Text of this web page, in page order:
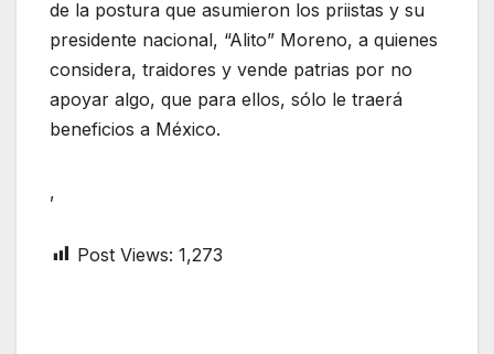
de la postura que asumieron los priistas y su
presidente nacional, “Alito” Moreno, a quienes
considera, traidores y vende patrias por no
apoyar algo, que para ellos, sólo le traerá
beneficios a México.
,
Post Views: 1,273